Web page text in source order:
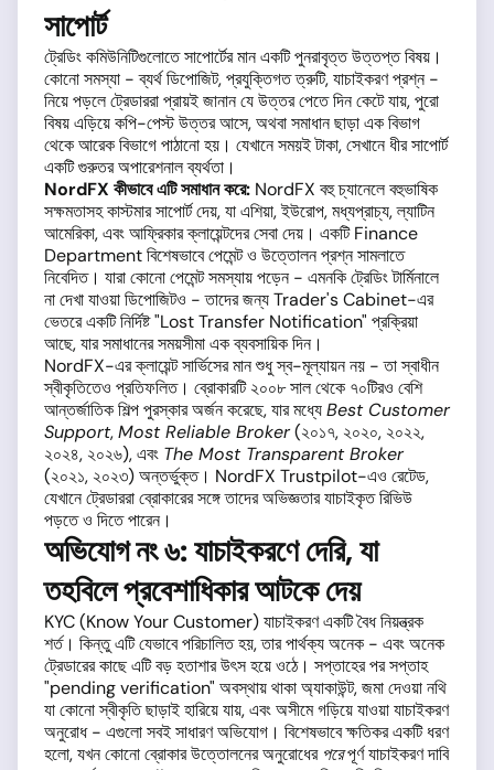
সাপোর্ট
ট্রেডিং কমিউনিটিগুলোতে সাপোর্টের মান একটি পুনরাবৃত্ত উত্তপ্ত বিষয়।
কোনো সমস্যা - ব্যর্থ ডিপোজিট, প্রযুক্তিগত ত্রুটি, যাচাইকরণ প্রশ্ন -
নিয়ে পড়লে ট্রেডাররা প্রায়ই জানান যে উত্তর পেতে দিন কেটে যায়, পুরো
বিষয় এড়িয়ে কপি-পেস্ট উত্তর আসে, অথবা সমাধান ছাড়া এক বিভাগ
থেকে আরেক বিভাগে পাঠানো হয়। যেখানে সময়ই টাকা, সেখানে ধীর সাপোর্ট
একটি গুরুতর অপারেশনাল ব্যর্থতা।
NordFX কীভাবে এটি সমাধান করে: NordFX বহু চ্যানেলে বহুভাষিক
সক্ষমতাসহ কাস্টমার সাপোর্ট দেয়, যা এশিয়া, ইউরোপ, মধ্যপ্রাচ্য, ল্যাটিন
আমেরিকা, এবং আফ্রিকার ক্লায়েন্টদের সেবা দেয়। একটি Finance
Department বিশেষভাবে পেমেন্ট ও উত্তোলন প্রশ্ন সামলাতে
নিবেদিত। যারা কোনো পেমেন্ট সমস্যায় পড়েন - এমনকি ট্রেডিং টার্মিনালে
না দেখা যাওয়া ডিপোজিটও - তাদের জন্য Trader's Cabinet-এর
ভেতরে একটি নির্দিষ্ট "Lost Transfer Notification" প্রক্রিয়া
আছে, যার সমাধানের সময়সীমা এক ব্যবসায়িক দিন।
NordFX-এর ক্লায়েন্ট সার্ভিসের মান শুধু স্ব-মূল্যায়ন নয় - তা স্বাধীন
স্বীকৃতিতেও প্রতিফলিত। ব্রোকারটি ২০০৮ সাল থেকে ৭০টিরও বেশি
আন্তর্জাতিক শিল্প পুরস্কার অর্জন করেছে, যার মধ্যেBest Customer
Support,Most Reliable Broker(২০১৭, ২০২০, ২০২২,
২০২৪, ২০২৬), এবং The Most Transparent Broker
(২০২১, ২০২৩) অন্তর্ভুক্ত। NordFX Trustpilot-এও রেটেড,
যেখানে ট্রেডাররা ব্রোকারের সঙ্গে তাদের অভিজ্ঞতার যাচাইকৃত রিভিউ
পড়তে ও দিতে পারেন।
অভিযোগ নং ৬: যাচাইকরণে দেরি, যা
তহবিলে প্রবেশাধিকার আটকে দেয়
KYC (Know Your Customer) যাচাইকরণ একটি বৈধ নিয়ন্ত্রক
শর্ত। কিন্তু এটি যেভাবে পরিচালিত হয়, তার পার্থক্য অনেক - এবং অনেক
ট্রেডারের কাছে এটি বড় হতাশার উৎস হয়ে ওঠে। সপ্তাহের পর সপ্তাহ
"pending verification" অবস্থায় থাকা অ্যাকাউন্ট, জমা দেওয়া নথি
যা কোনো স্বীকৃতি ছাড়াই হারিয়ে যায়, এবং অসীমে গড়িয়ে যাওয়া যাচাইকরণ
অনুরোধ - এগুলো সবই সাধারণ অভিযোগ। বিশেষভাবে ক্ষতিকর একটি ধরণ
হলো, যখন কোনো ব্রোকার উত্তোলনের অনুরোধের পরেপূর্ণ যাচাইকরণ দাবি